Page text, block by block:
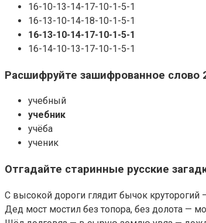
16-10-13-14-17-10-1-5-1
16-13-10-14-18-10-1-5-1
16-13-10-14-17-10-1-5-1
16-14-10-13-17-10-1-5-1
Расшифруйте зашифрованное слово
учебный
учебник
учёба
ученик
Отгадайте старинные русские
С высокой дороги глядит бычок круторогий
Дед мост мостил без топора, без долота —